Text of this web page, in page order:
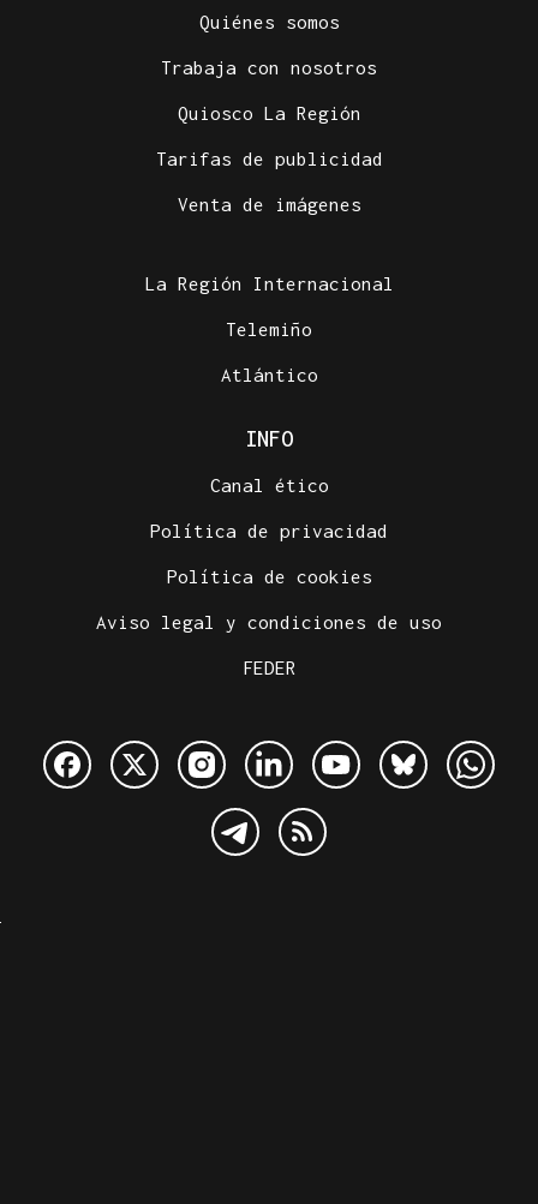
Quiénes somos
Trabaja con nosotros
Quiosco La Región
Tarifas de publicidad
Venta de imágenes
La Región Internacional
Telemiño
Atlántico
INFO
Canal ético
Política de privacidad
Política de cookies
Aviso legal y condiciones de uso
FEDER